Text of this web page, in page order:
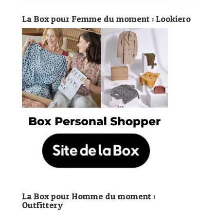
La Box pour Femme du moment : Lookiero
La Box pour Homme du moment :
Outfittery